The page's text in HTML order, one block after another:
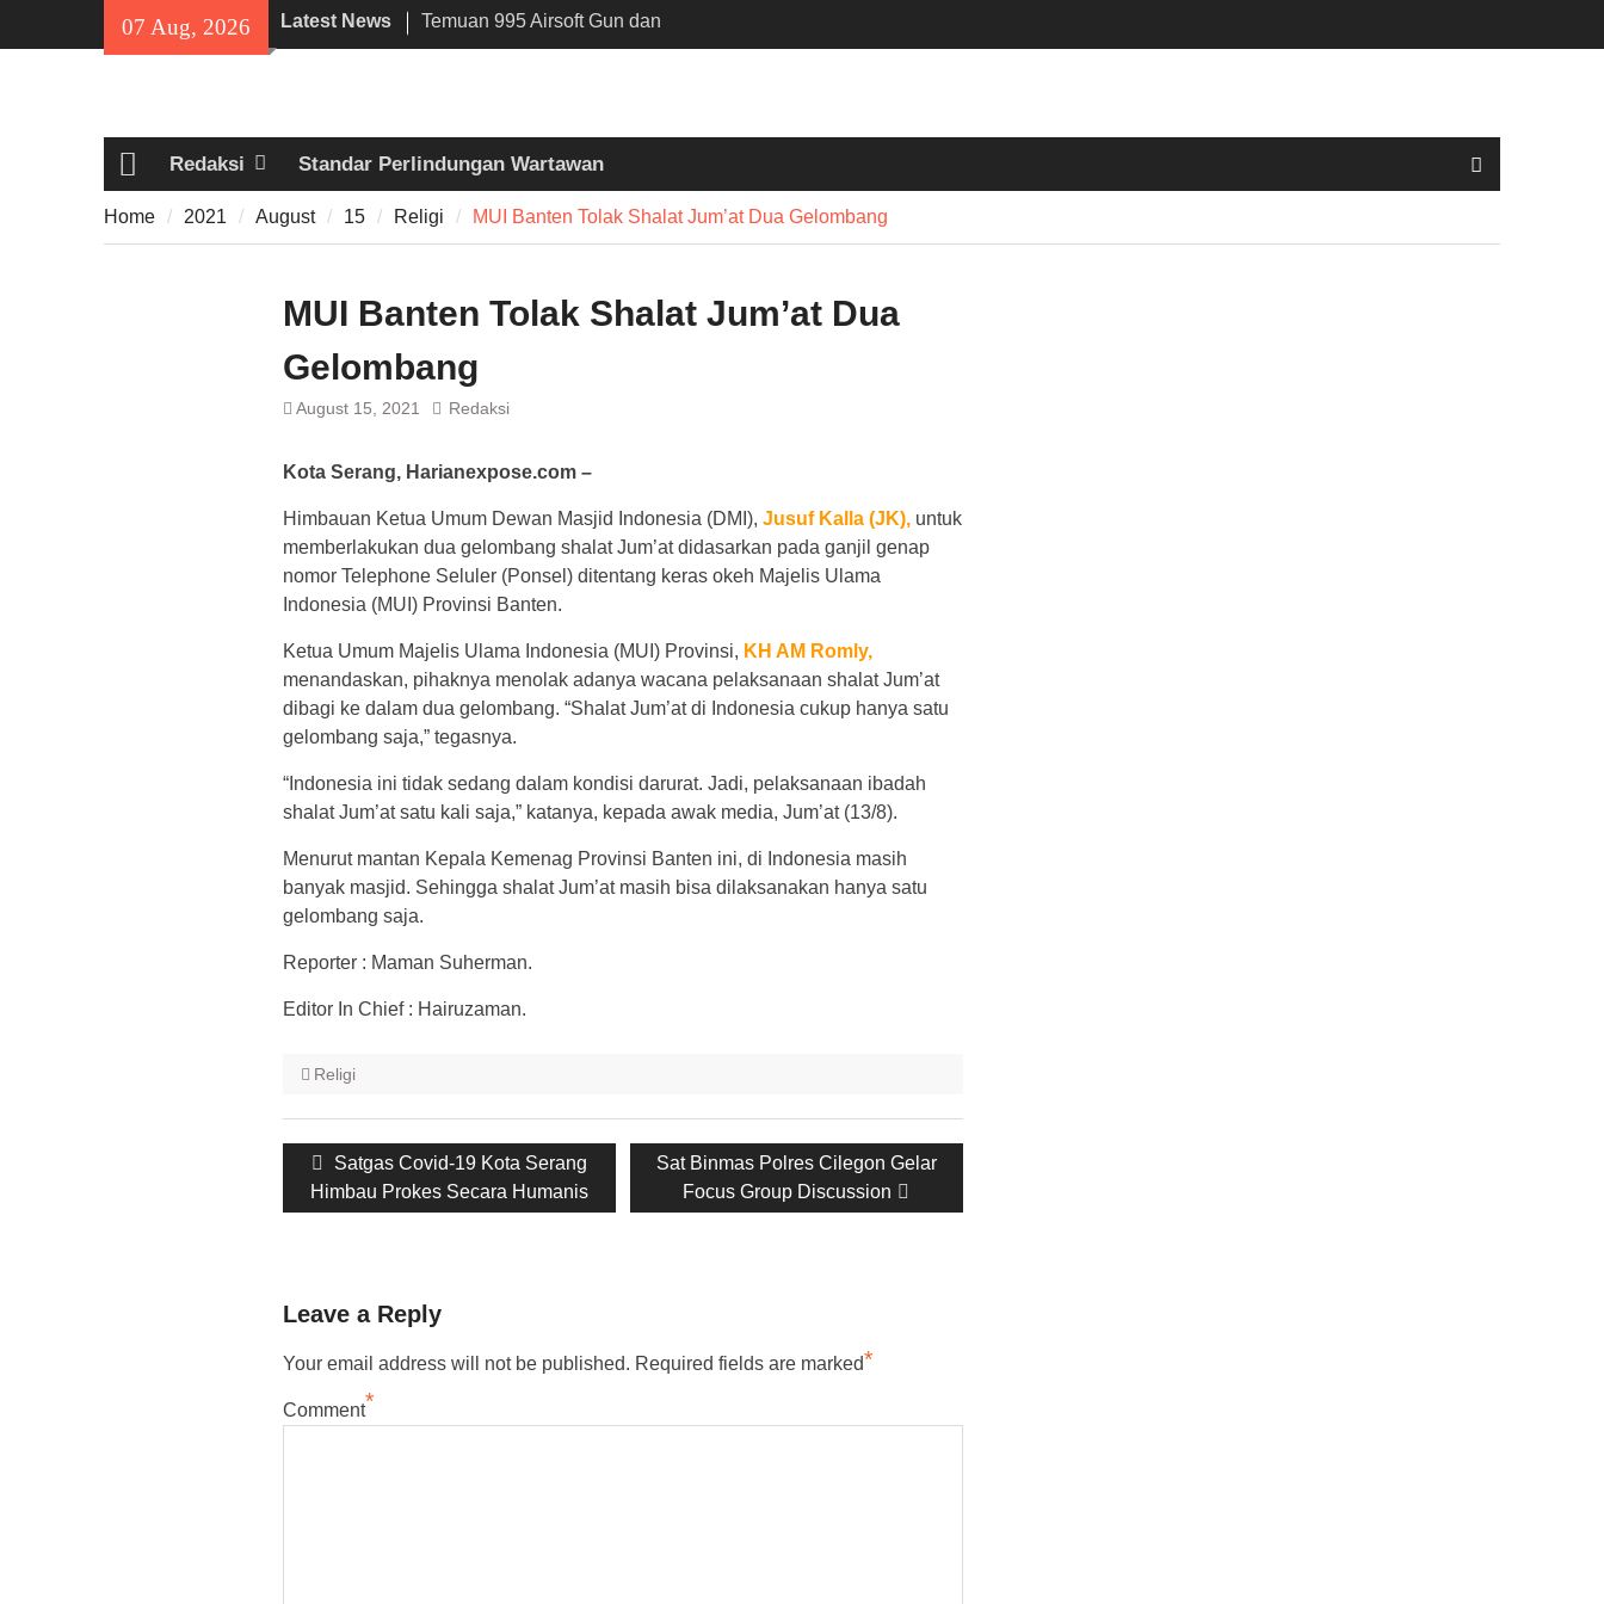
07 Aug, 2026 Latest News
Temuan 995 Airsoft Gun dan
Narkoba di Sekolah Kebayoran
Sholat Jum’at
141 Tahun Stasiun Slawi : “Dari
Angkut Hasil Bumi hingga Gerakkan
Kehidupan Masyarakat”
HomeRedaksi Standar Perlindungan Wartawan
Home 2021 August 15 Religi MUI Banten Tolak Shalat Jum’at Dua Gelombang
MUI Banten Tolak Shalat Jum’at Dua
Gelombang
August 15, 2021 Redaksi
Kota Serang, Harianexpose.com –
Himbauan Ketua Umum Dewan Masjid Indonesia (DMI), Jusuf Kalla (JK), untuk
memberlakukan dua gelombang shalat Jum’at didasarkan pada ganjil genap
nomor Telephone Seluler (Ponsel) ditentang keras okeh Majelis Ulama
Indonesia (MUI) Provinsi Banten.
Ketua Umum Majelis Ulama Indonesia (MUI) Provinsi, KH AM Romly,
menandaskan, pihaknya menolak adanya wacana pelaksanaan shalat Jum’at
dibagi ke dalam dua gelombang. “Shalat Jum’at di Indonesia cukup hanya satu
gelombang saja,” tegasnya.
“Indonesia ini tidak sedang dalam kondisi darurat. Jadi, pelaksanaan ibadah
shalat Jum’at satu kali saja,” katanya, kepada awak media, Jum’at (13/8).
Menurut mantan Kepala Kemenag Provinsi Banten ini, di Indonesia masih
banyak masjid. Sehingga shalat Jum’at masih bisa dilaksanakan hanya satu
gelombang saja.
Reporter : Maman Suherman.
Editor In Chief : Hairuzaman.
Religi
Post
navigation
Previous
post:
Satgas Covid-19 Kota Serang
Himbau Prokes Secara Humanis
Next
post:
Sat Binmas Polres Cilegon Gelar
Focus Group Discussion
Leave a Reply
Your email address will not be published. Required fields are marked*
Comment*